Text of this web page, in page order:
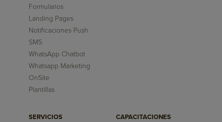
Formularios
Landing Pages
Notificaciones Push
SMS
WhatsApp Chatbot
Whatsapp Marketing
OnSite
Plantillas
SERVICIOS
CAPACITACIONES